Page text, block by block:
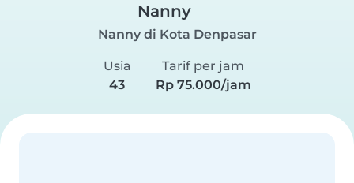
Nanny
Nanny di Kota Denpasar
Usia
43
Tarif per jam
Rp 75.000/jam